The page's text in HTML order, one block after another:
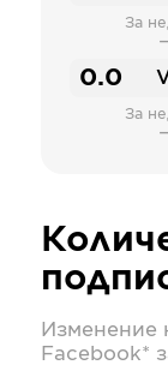
За
0.0
За
Изменение
Facebook*